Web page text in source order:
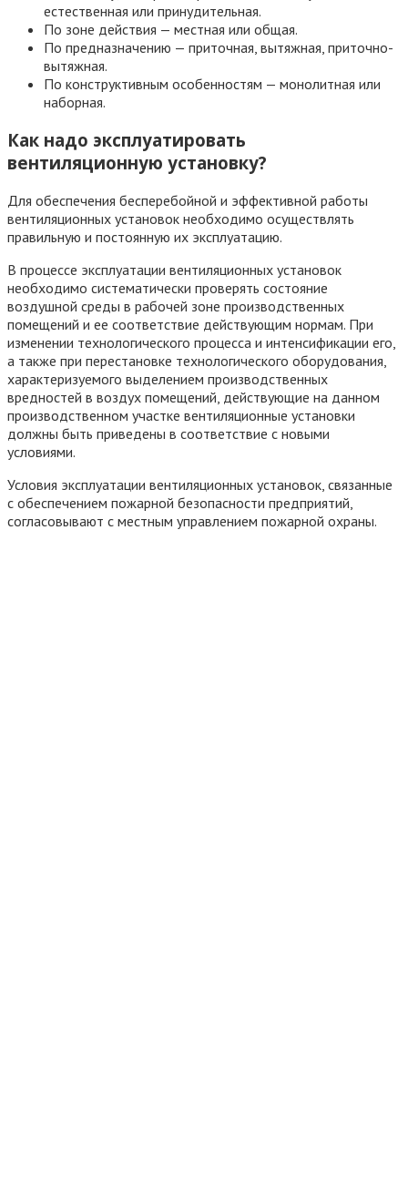
естественная или принудительная.
По зоне действия — местная или общая.
По предназначению — приточная, вытяжная, приточно-
вытяжная.
По конструктивным особенностям — монолитная или
наборная.
Как надо эксплуатировать
вентиляционную установку?
Для обеспечения бесперебойной и эффективной работы
вентиляционных установок необходимо осуществлять
правильную и постоянную их эксплуатацию.
В процессе эксплуатации вентиляционных установок
необходимо систематически проверять состояние
воздушной среды в рабочей зоне производственных
помещений и ее соответствие действующим нормам. При
изменении технологического процесса и интенсификации его,
а также при перестановке технологического оборудования,
характеризуемого выделением производственных
вредностей в воздух помещений, действующие на данном
производственном участке вентиляционные установки
должны быть приведены в соответствие с новыми
условиями.
Условия эксплуатации вентиляционных установок, связанные
с обеспечением пожарной безопасности предприятий,
согласовывают с местным управлением пожарной охраны.